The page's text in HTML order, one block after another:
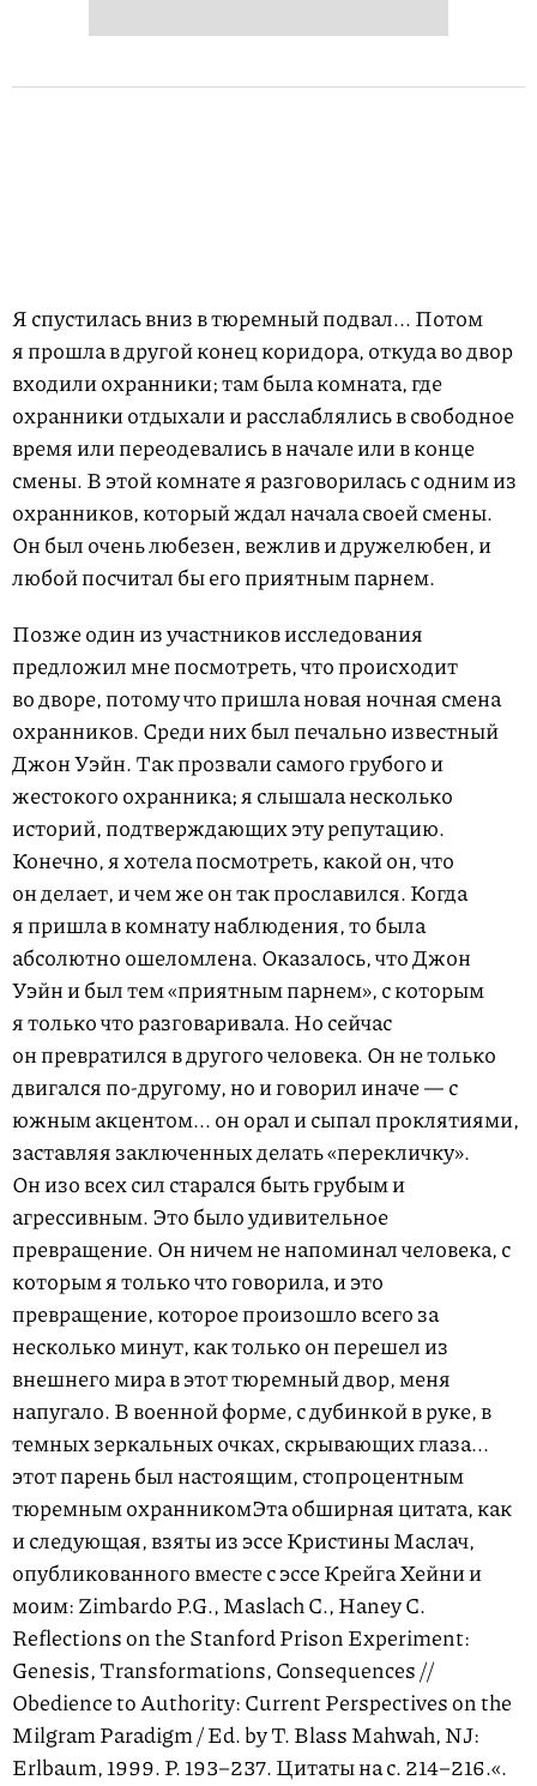
Я спустилась вниз в тюремный подвал... Потом
я прошла в другой конец коридора, откуда во двор
входили охранники; там была комната, где
охранники отдыхали и расслаблялись в свободное
время или переодевались в начале или в конце
смены. В этой комнате я разговорилась с одним из
охранников, который ждал начала своей смены.
Он был очень любезен, вежлив и дружелюбен, и
любой посчитал бы его приятным парнем.
Позже один из участников исследования
предложил мне посмотреть, что происходит
во дворе, потому что пришла новая ночная смена
охранников. Среди них был печально известный
Джон Уэйн. Так прозвали самого грубого и
жестокого охранника; я слышала несколько
историй, подтверждающих эту репутацию.
Конечно, я хотела посмотреть, какой он, что
он делает, и чем же он так прославился. Когда
я пришла в комнату наблюдения, то была
абсолютно ошеломлена. Оказалось, что Джон
Уэйн и был тем «приятным парнем», с которым
я только что разговаривала. Но сейчас
он превратился в другого человека. Он не только
двигался по-другому, но и говорил иначе — с
южным акцентом... он орал и сыпал проклятиями,
заставляя заключенных делать «перекличку».
Он изо всех сил старался быть грубым и
агрессивным. Это было удивительное
превращение. Он ничем не напоминал человека, с
которым я только что говорила, и это
превращение, которое произошло всего за
несколько минут, как только он перешел из
внешнего мира в этот тюремный двор, меня
напугало. В военной форме, с дубинкой в руке, в
темных зеркальных очках, скрывающих глаза...
этот парень был настоящим,стопроцентным
тюремным охранникомЭта обширная цитата, как
и следующая, взяты из эссе Кристины Маслач,
опубликованного вместе с эссе Крейга Хейни и
моим: Zimbardo P.G., Maslach C., Haney C.
Reflections on the Stanford Prison Experiment:
Genesis, Transformations, Consequences //
Obedience to Authority: Current Perspectives on the
Milgram Paradigm / Ed. by T. Blass Mahwah, NJ:
Erlbaum, 1999. P.193–237.Цитаты на с.214–216.«.